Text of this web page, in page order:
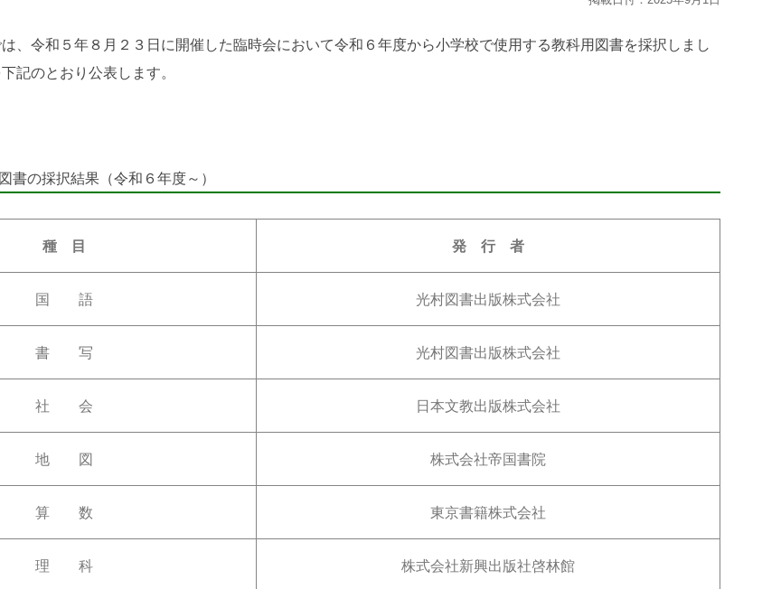
、令和５年８月２３日に開催した臨時会において令和６年度から小学校で使用する教科用図書を採択しまし
記のとおり公表します。
書の採択結果（令和６年度～）
種 目 発 行 者
国 語 光村図書出版株式会社
書 写 光村図書出版株式会社
社 会 日本文教出版株式会社
地 図 株式会社帝国書院
算 数 東京書籍株式会社
理 科 株式会社新興出版社啓林館